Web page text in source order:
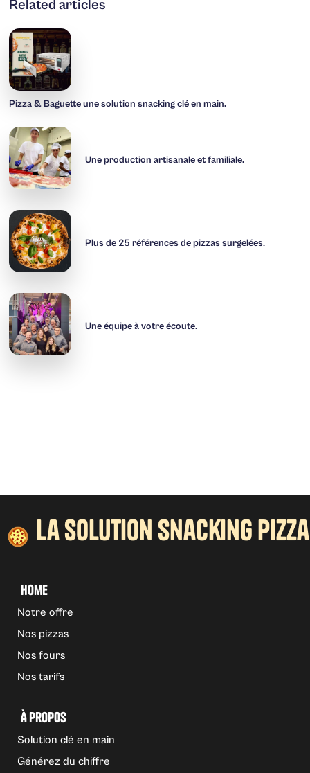
Related articles
Pizza & Baguette une solution snacking clé en main.
Une production artisanale et familiale.
Plus de 25 références de pizzas surgelées.
Une équipe à votre écoute.
la solution snacking pizza
Home
Notre offre
Nos pizzas
Nos fours
Nos tarifs
À propos
Solution clé en main
Générez du chiffre